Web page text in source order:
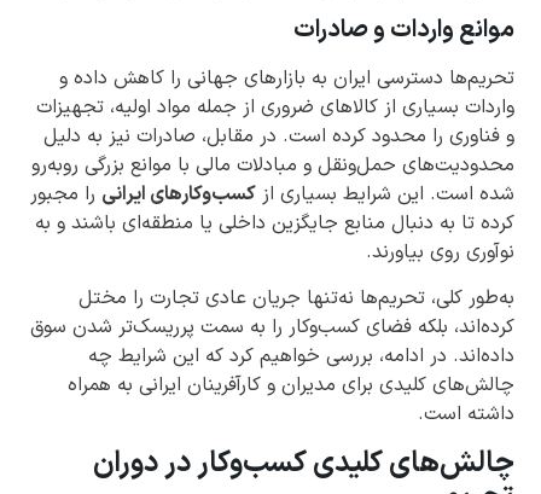
موانع واردات و صادرات
تحریم‌ها دسترسی ایران به بازارهای جهانی را کاهش داده و
واردات بسیاری از کالاهای ضروری از جمله مواد اولیه، تجهیزات
و فناوری را محدود کرده است. در مقابل، صادرات نیز به دلیل
محدودیت‌های حمل‌ونقل و مبادلات مالی با موانع بزرگی روبه‌رو
شده است. این شرایط بسیاری از کسب‌وکارهای ایرانی را مجبور
کرده تا به دنبال منابع جایگزین داخلی یا منطقه‌ای باشند و به
نوآوری روی بیاورند.
به‌طور کلی، تحریم‌ها نه‌تنها جریان عادی تجارت را مختل
کرده‌اند، بلکه فضای کسب‌وکار را به سمت پرریسک‌تر شدن سوق
داده‌اند. در ادامه، بررسی خواهیم کرد که این شرایط چه
چالش‌های کلیدی برای مدیران و کارآفرینان ایرانی به همراه
داشته است.
چالش‌های کلیدی کسب‌وکار در دوران